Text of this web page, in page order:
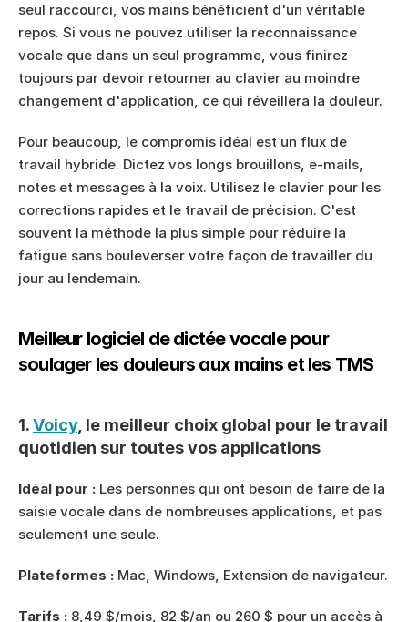
seul raccourci, vos mains bénéficient d'un véritable
repos. Si vous ne pouvez utiliser la reconnaissance
vocale que dans un seul programme, vous finirez
toujours par devoir retourner au clavier au moindre
changement d'application, ce qui réveillera la douleur.
Pour beaucoup, le compromis idéal est un flux de
travail hybride. Dictez vos longs brouillons, e-mails,
notes et messages à la voix. Utilisez le clavier pour les
corrections rapides et le travail de précision. C'est
souvent la méthode la plus simple pour réduire la
fatigue sans bouleverser votre façon de travailler du
jour au lendemain.
Meilleur logiciel de dictée vocale pour
soulager les douleurs aux mains et les TMS
1. Voicy, le meilleur choix global pour le travail
quotidien sur toutes vos applications
Idéal pour : Les personnes qui ont besoin de faire de la
saisie vocale dans de nombreuses applications, et pas
seulement une seule.
Plateformes : Mac, Windows, Extension de navigateur.
Tarifs : 8,49 $/mois, 82 $/an ou 260 $ pour un accès à